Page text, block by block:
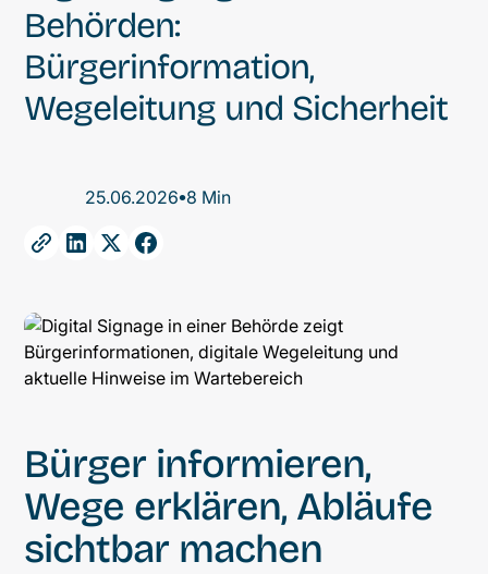
Behörden:
Bürgerinformation,
Wegeleitung und Sicherheit
25.06.2026•8 Min
Bürger informieren,
Wege erklären, Abläufe
sichtbar machen